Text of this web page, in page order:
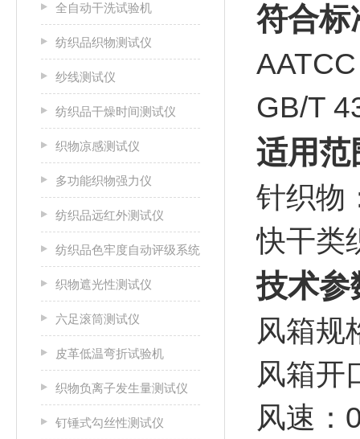
全自动干洗试验机
纺织品织物测试仪
纱线测试仪
纺织品干燥时间测试仪
织物凉感测试仪
多功能织物强力仪
纺织品远红外测试仪
纺织品色牢度自动评级系统
织物遮光性测试仪
六足滚筒测试仪
皮革低温弯折试验机
织物负离子发生量测试仪
钉锤式勾丝性测试仪
符合标
GB/T
适用范
针织物‌
快干类
技术参
风箱规
风箱开
风速：